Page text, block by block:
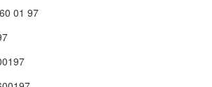
01 97